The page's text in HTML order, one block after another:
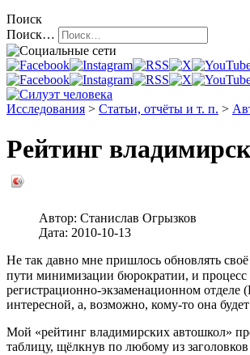
Поиск
Поиск…
Исследования > Статьи, отчёты и т. п. >
Рейтинг
Автор: Станислав Огрызков
Дата: 2010-10-13
Не так давно мне пришлось обновлять своё
пути минимизации бюрократии, и процесс
регистрационно-экзаменационном
интересной, а, возможно, кому-то она
Мой «рейтинг владимирских автошкол»
таблицу, щёлкнув по любому из заголовков